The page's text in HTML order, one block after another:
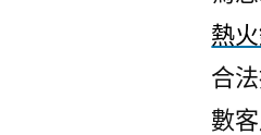
熱
合
數